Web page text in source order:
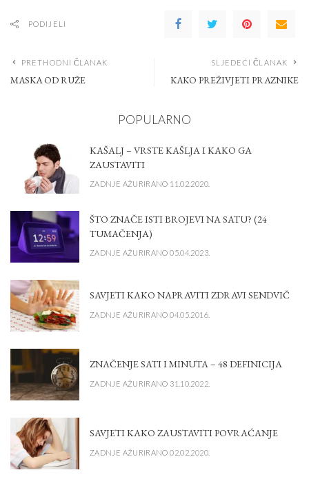
PODIJELI
PRETHODNI ČLANAK
MASKA OD RUŽE
SLJEDEĆI ČLANAK
KAKO PREŽIVJETI PRAZNIKE
POPULARNO
KAŠALJ – VRSTE KAŠLJA I KAKO GA
ZAUSTAVITI
ZADNJE AŽURIRANO 11.02.2020.
ŠTO ZNAČE ISTI BROJEVI NA SATU? (24
TUMAČENJA)
ZADNJE AŽURIRANO 05.04.2023.
SAVJETI KAKO NAPRAVITI ZDRAVI SENDVIČ
ZADNJE AŽURIRANO 04.05.2016.
ZNAČENJE SATI I MINUTA – 48 DEFINICIJA
ZADNJE AŽURIRANO 31.10.2022.
SAVJETI KAKO ZAUSTAVITI POVRAĆANJE
ZADNJE AŽURIRANO 02.02.2020.